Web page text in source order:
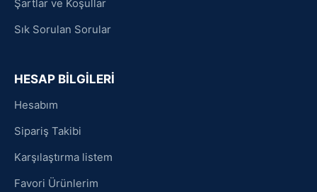
Şartlar ve Koşullar
Sık Sorulan Sorular
HESAP BİLGİLERİ
Hesabım
Sipariş Takibi
Karşılaştırma listem
Favori Ürünlerim